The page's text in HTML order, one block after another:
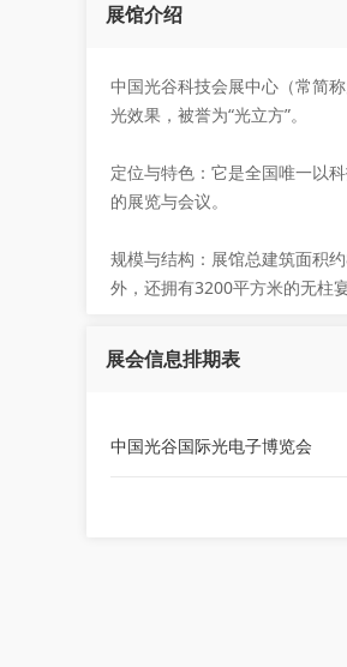
展馆介绍
中国光谷科技会展中心（常简
光效果，被誉为“光立方”。
定位与特色：它是全国唯一以
的展览与会议。
规模与结构：展馆总建筑面积
外，还拥有3200平方米的无柱
展会信息排期表
中国光谷国际光电子博览会